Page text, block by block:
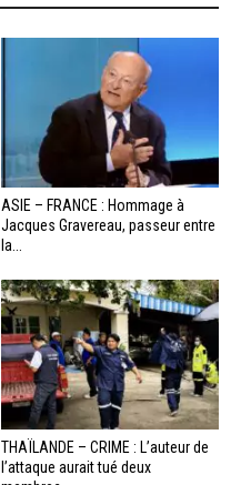
ASIE – FRANCE : Hommage à
Jacques Gravereau, passeur entre
la...
THAÏLANDE – CRIME : L’auteur de
l’attaque aurait tué deux